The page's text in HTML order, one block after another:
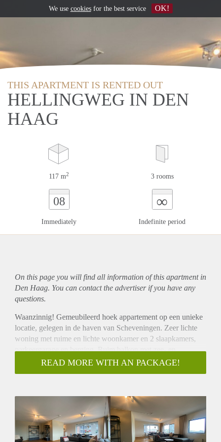
THIS APARTMENT IS RENTED OUT
HELLINGWEG IN DEN
HAAG
117 m2 3 rooms
08
Immediately
∞
Indefinite period
On this page you will find all information of this apartmentin
Den Haag. You can contact the advertiser if you have any
questions.
Waanzinnig! Gemeubileerd hoek appartement op een unieke
locatie, gelegen in de haven van Scheveningen. Zeer lichte
woning met ruime en lichte woonkamer en 2 slaapkamers,
parkeergarage en berging. Ruim balkon met zee- en
havenzicht.
OMSCHRIJVING
Entree woning, hal die toegang geeft tot alle vertrekken. Zeer
ruime woonkamer met open keuken voorzien van inbouw
apparatuur; koelkast, vriezer, vaatwasser, kookplaat, afzuiger
en oven. Aangezien de woning gelegen is op een hoek zijn er
READ MORE WITH AN PACKAGE!
We use cookiesfor the best service OK!